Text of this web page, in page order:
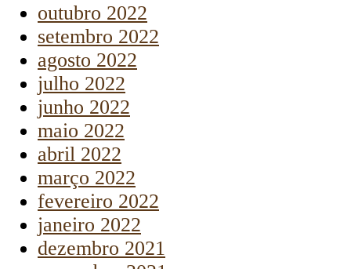
outubro 2022
setembro 2022
agosto 2022
julho 2022
junho 2022
maio 2022
abril 2022
março 2022
fevereiro 2022
janeiro 2022
dezembro 2021